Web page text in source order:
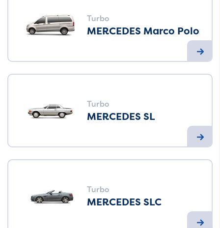
Turbo
MERCEDES Marco Polo
Turbo
MERCEDES SL
Turbo
MERCEDES SLC